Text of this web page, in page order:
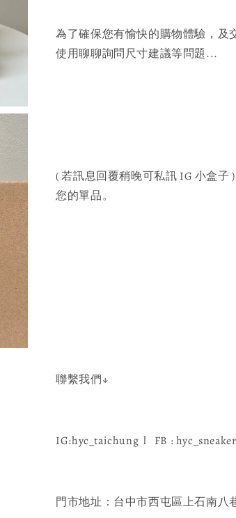
為了確保您有愉快的購物體驗，及
使用聊聊詢問尺寸建議等問題...
( 若訊息回覆稍晚可私訊 IG 小盒子
您的單品。
聯繫我們↓
IG:hyc_taichung l FB :
門市地址：台中市西屯區上石南八